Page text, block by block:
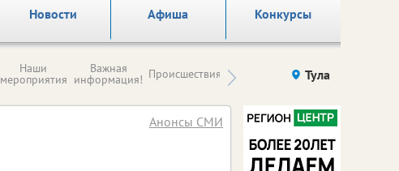
Новости Афиша Конкурсы
Наши
мероприятия
Важная
информация! Происшествия Здоровье компаний (на
Тула
Анонсы СМИ